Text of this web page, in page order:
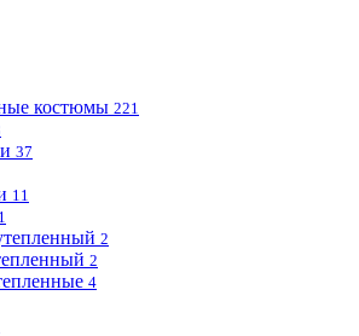
костюмы 221
37
11
2
2
4